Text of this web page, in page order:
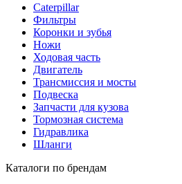
Caterpillar
Фильтры
Коронки и зубья
Ножи
Ходовая часть
Двигатель
Трансмиссия и мосты
Подвеска
Запчасти для кузова
Тормозная система
Гидравлика
Шланги
Каталоги по брендам